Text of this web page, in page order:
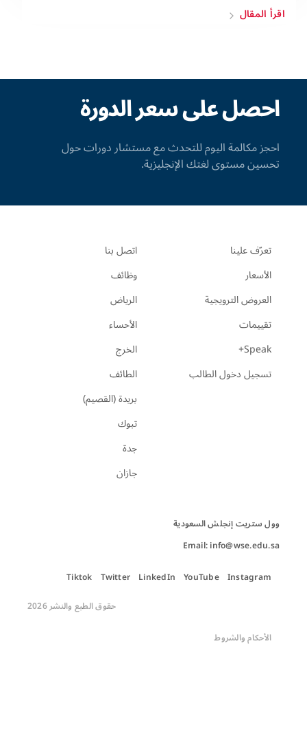
اقرأ المقال
احصل على سعر الدورة
احجز مكالمة اليوم للتحدث مع مستشار دورات حول
تحسين مستوى لغتك الإنجليزية.
تعرّف علينا
الأسعار
العروض الترويجية
تقييمات
Speak+
تسجيل دخول الطالب
اتصل بنا
وظائف
الرياض
الأحساء
الخرج
الطائف
بريدة (القصيم)
تبوك
جدة
جازان
وول ستريت إنجلش السعودية
Email: info@wse.edu.sa
Instagram
YouTube
LinkedIn
Twitter
Tiktok
حقوق الطبع والنشر 2026
الأحكام والشروط